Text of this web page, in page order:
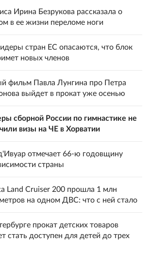
Ирина Безрукова рассказала о
в ее жизни переломе ноги
стран ЕС опасаются, что блок
новых членов
фильм Павла Лунгина про Петра
выйдет в прокат уже осенью
сборной России по гимнастике не
визы на ЧЕ в Хорватии
отмечает 66-ю годовщину
страны
Land Cruiser 200 прошла 1 млн
на одном ДВС: что с ней стало
прокат детских товаров
стать доступен для детей до трех